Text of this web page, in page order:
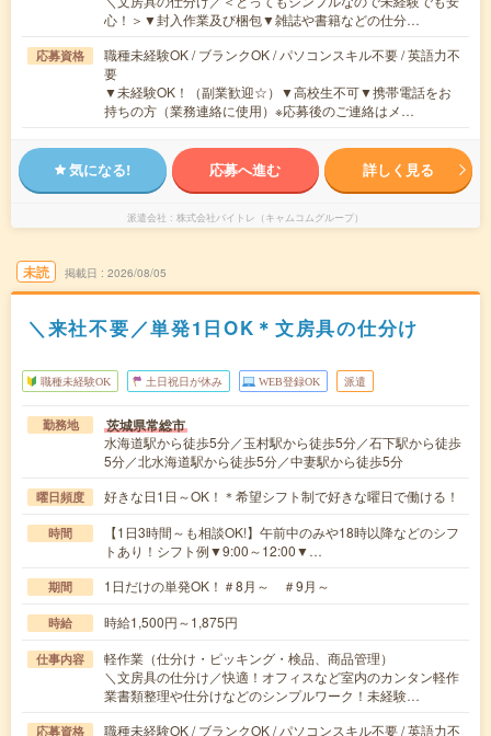
心！＞▼封入作業及び梱包▼雑誌や書籍などの仕分…
応募資格
職種未経験OK / ブランクOK / パソコンスキル不要 / 英語力不
要
▼未経験OK！（副業歓迎☆）▼高校生不可▼携帯電話をお
持ちの方（業務連絡に使用）※応募後のご連絡はメ…
気になる! 応募へ進む 詳しく見る
派遣会社 株式会社バイトレ（キャムコムグループ）
未読 掲載日 2026/08/05
＼来社不要／単発1日OK＊文房具の仕分け
職種未経験OK 土日祝日が休み WEB登録OK 派遣
勤務地 茨城県常総市
水海道駅から徒歩5分／玉村駅から徒歩5分／石下駅から徒歩
5分／北水海道駅から徒歩5分／中妻駅から徒歩5分
曜日頻度 好きな日1日～OK！＊希望シフト制で好きな曜日で働ける！
時間
【1日3時間～も相談OK!】午前中のみや18時以降などのシフ
トあり！シフト例▼9:00～12:00▼…
期間 1日だけの単発OK！＃8月～ ＃9月～
時給 時給1,500円～1,875円
仕事内容
軽作業（仕分け・ピッキング・検品、商品管理）
＼文房具の仕分け／快適！オフィスなど室内のカンタン軽作
業書類整理や仕分けなどのシンプルワーク！未経験…
応募資格
職種未経験OK / ブランクOK / パソコンスキル不要 / 英語力不